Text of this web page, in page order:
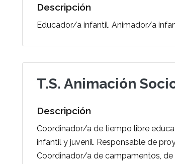
Descripción
Educador/a infantil. Animador/a
T.S. Animación
Descripción
Coordinador/a de tiempo libre
infantil y juvenil. Responsable de
Coordinador/a de campamentos, de